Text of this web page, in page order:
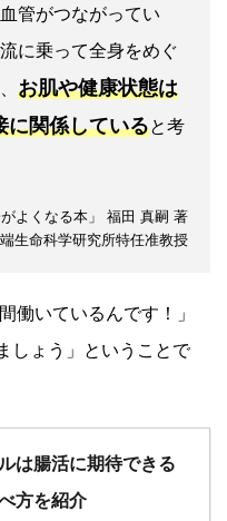
管がつながってい
に乗って全身をめぐ
お肌や健康状態は
に関係していると考
よくなる本」 福田 真嗣 著
生命科学研究所特任准教授
働いているんです！」
しょう」ということで
は腸活に期待できる
方を紹介